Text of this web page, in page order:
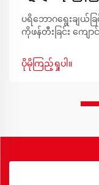
ပရိဘောဂရွေးချယ်
ကိုဖန်တီးခြင်း ကျေ
မူတည်ပါသည်။ ကျောင်
စားပွဲတွင်ထိုင်နေရ
ပိုမိုကြည့်ရှုပါ။